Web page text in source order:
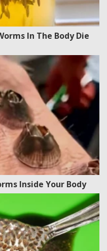
In The Body Die
Inside Your Body